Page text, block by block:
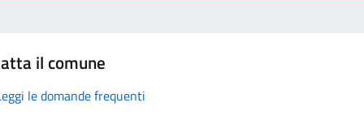
il comune
le domande frequenti